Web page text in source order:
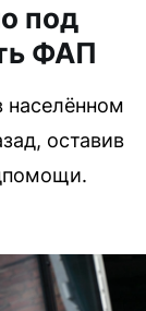
под
ФАП
населённом
оставив